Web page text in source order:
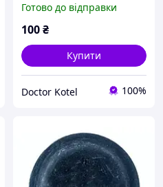
Готово до відправки
100₴
Купити
Doctor Kotel 100%